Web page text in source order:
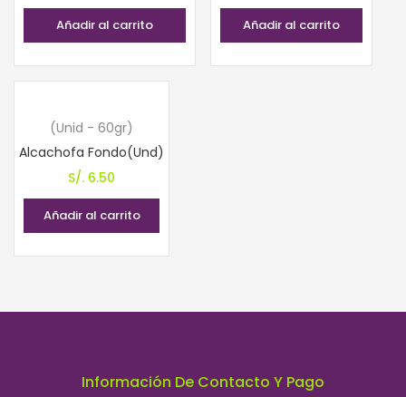
precio
original
S/. 15.00.
precio
S/. 11.90.
Añadir al carrito Añadir al carrito
(Unid - 60gr)
Alcachofa Fondo(Und)
S/. 6.50
Añadir al carrito
Información De Contacto Y Pago